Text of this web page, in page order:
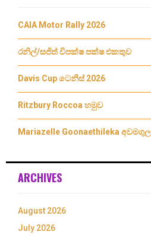
CAIA Motor Rally 2026
රනිල්/සජිත් විපක්ෂ පක්ෂ එකතුව
Davis Cup ටෙනීස් 2026
Ritzbury Roccoa හමුව
Mariazelle Goonaethileka අවමගුල
ARCHIVES
August 2026
July 2026